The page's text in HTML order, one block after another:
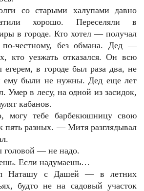
со старыми халупами давно
хорошо. Переселяли в
в городе. Кто хотел — получал
честному, без обмана. Дед —
кто уезжать отказался. Он всю
егерем, в городе был раза два, не
ему были не нужны. Дед еще лет
Умер в лесу, на одной из засидок,
кабанов.
могу тебе барбекюшницу свою
пять разных. — Митя разглядывал
головой — не надо.
Если надумаешь…
Наташу с Дашей — в летних
будто не на садовый участок